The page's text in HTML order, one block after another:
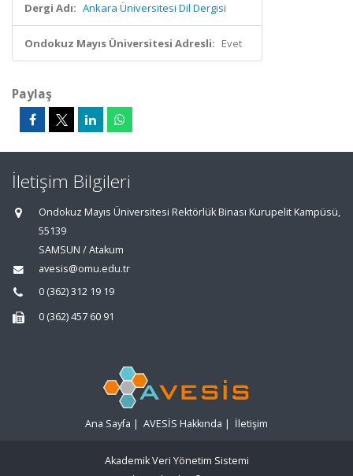
Dergi Adı: Ankara Üniversitesi Dil Dergisi
Ondokuz Mayıs Üniversitesi Adresli: Evet
Paylaş
İletişim Bilgileri
Ondokuz Mayıs Üniversitesi Rektörlük Binası Kurupelit Kampüsü,
55139
SAMSUN / Atakum
avesis@omu.edu.tr
0 (362) 312 19 19
0 (362) 457 60 91
Ana Sayfa | AVESİS Hakkında | İletişim
Akademik Veri Yönetim Sistemi